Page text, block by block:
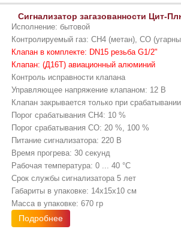
Сигнализатор загазованности Цит-
Исполнение: бытовой
Контролируемый газ: CH4 (метан), CO
Клапан в комплекте: DN15 резьба G1/2"
Клапан: (Д16Т) авиационный алюминий
Контроль исправности клапана
Управляющее напряжение клапаном: 12 В
Клапан закрывается только при срабатывании
Порог срабатывания CH4: 10 %
Порог срабатывания CO: 20 %, 100 %
Питание сигнализатора: 220 В
Время прогрева: 30 секунд
Рабочая температура: 0 ... 40 °С
Срок службы сигнализатора 5 лет
Габариты в упаковке: 14х15х10 см
Масса в упаковке: 670 гр
Подробнее